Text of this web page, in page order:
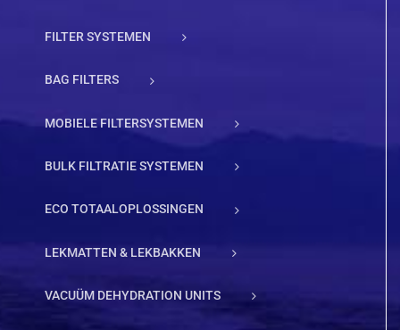
FILTER SYSTEMEN
BAG FILTERS
MOBIELE FILTERSYSTEMEN
BULK FILTRATIE SYSTEMEN
ECO TOTAALOPLOSSINGEN
LEKMATTEN & LEKBAKKEN
VACUÜM DEHYDRATION UNITS